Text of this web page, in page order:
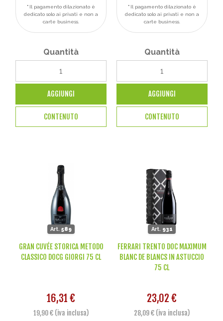
Il pagamento dilazionato è
dedicato solo ai privati e non a
carte business.
Quantità
AGGIUNGI
CONTENUTO
Il pagamento dilazionato è
dedicato solo ai privati e non a
carte business.
Quantità
AGGIUNGI
CONTENUTO
Art.589
GRAN CUVÉE STORICA METODO
CLASSICO DOCG GIORGI 75 CL
16,31 €
19,90 € (iva inclusa)
Art. 931
FERRARI TRENTO DOC MAXIMUM
BLANC DE BLANCS IN ASTUCCIO
75 CL
23,02 €
28,09 € (iva inclusa)